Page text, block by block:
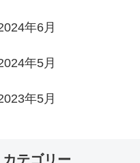
年6月
年5月
年5月
カテゴリー